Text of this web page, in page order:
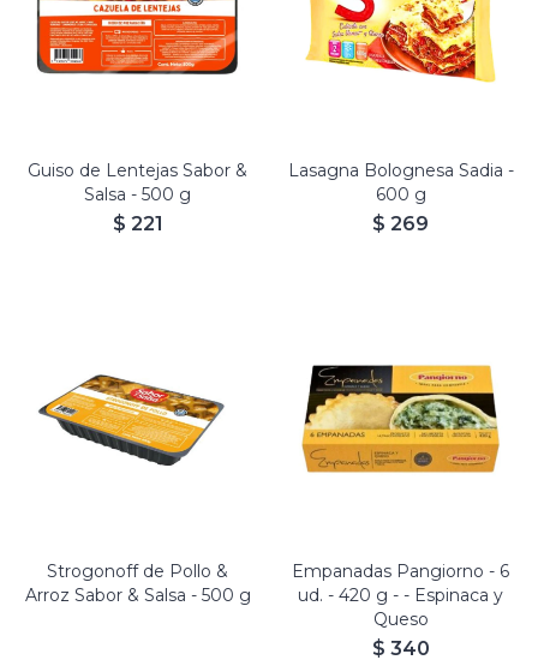
Guiso de Lentejas Sabor &
Salsa - 500 g
$ 221
Lasagna Bolognesa Sadia -
600 g
$ 269
Strogonoff de Pollo &
Arroz Sabor & Salsa - 500 g
Empanadas Pangiorno - 6
ud. - 420 g - - Espinaca y
Queso
$ 340